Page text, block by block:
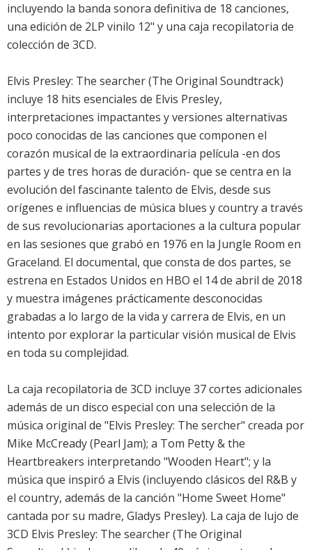
incluyendo la banda sonora definitiva de 18 canciones,
una edición de 2LP vinilo 12" y una caja recopilatoria de
colección de 3CD.
Elvis Presley: The searcher (The Original Soundtrack)
incluye 18 hits esenciales de Elvis Presley,
interpretaciones impactantes y versiones alternativas
poco conocidas de las canciones que componen el
corazón musical de la extraordinaria película -en dos
partes y de tres horas de duración- que se centra en la
evolución del fascinante talento de Elvis, desde sus
orígenes e influencias de música blues y country a través
de sus revolucionarias aportaciones a la cultura popular
en las sesiones que grabó en 1976 en la Jungle Room en
Graceland. El documental, que consta de dos partes, se
estrena en Estados Unidos en HBO el 14 de abril de 2018
y muestra imágenes prácticamente desconocidas
grabadas a lo largo de la vida y carrera de Elvis, en un
intento por explorar la particular visión musical de Elvis
en toda su complejidad.
La caja recopilatoria de 3CD incluye 37 cortes adicionales
además de un disco especial con una selección de la
música original de "Elvis Presley: The sercher" creada por
Mike McCready (Pearl Jam); a Tom Petty & the
Heartbreakers interpretando "Wooden Heart"; y la
música que inspiró a Elvis (incluyendo clásicos del R&B y
el country, además de la canción "Home Sweet Home"
cantada por su madre, Gladys Presley). La caja de lujo de
3CD Elvis Presley: The searcher (The Original